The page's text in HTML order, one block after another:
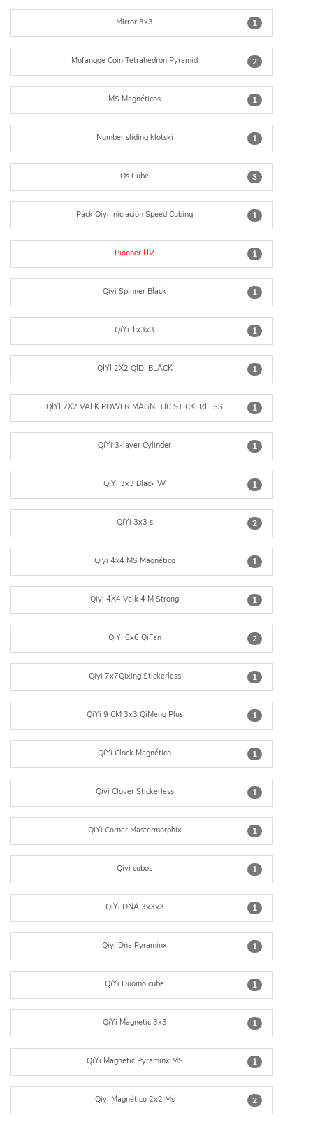
1
Mirror 3x3
2
Mofangge Coin Tetrahedron Pyramid
1
MS Magnéticos
1
Number sliding klotski
3
Os Cube
1
Pack Qiyi Iniciación Speed Cubing
1
Pionner UV
1
Qiyi Spinner Black
1
QiYi 1x3x3
1
QIYI 2X2 QIDI BLACK
1
QIYI 2X2 VALK POWER MAGNETIC STICKERLESS
1
QiYi 3-layer Cylinder
1
QiYi 3x3 Black W
2
QiYi 3x3 s
1
Qiyi 4x4 MS Magnético
1
Qiyi 4X4 Valk 4 M Strong
2
QiYi 6x6 QiFan
1
Qiyi 7x7Qixing Stickerless
1
QiYi 9 CM 3x3 QiMeng Plus
1
QiYi Clock Magnético
1
Qiyi Clover Stickerless
1
QiYi Corner Mastermorphix
1
Qiyi cubos
1
QiYi DNA 3x3x3
1
Qiyi Dna Pyraminx
1
QiYi Duomo cube
1
QiYi Magnetic 3x3
1
QiYi Magnetic Pyraminx MS
2
Qiyi Magnético 2x2 Ms